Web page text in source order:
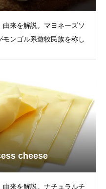
来を解説。マヨネーズソ
ンゴル系遊牧民族を称し
cheese
来を解説。ナチュラルチ